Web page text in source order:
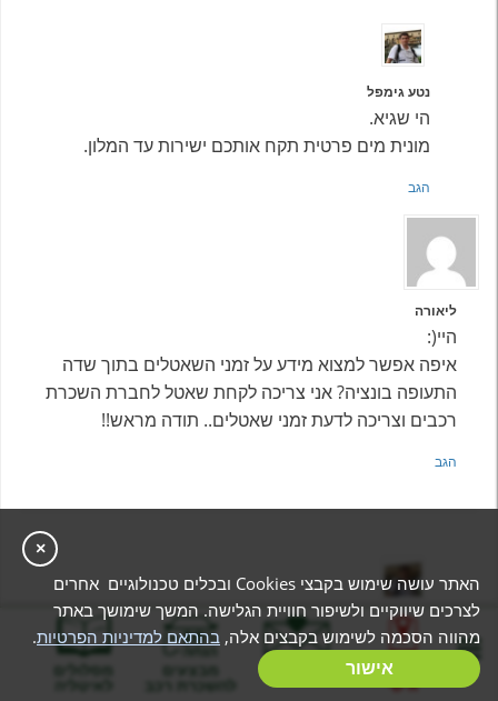
נטע גימפל
הי שגיא.
מונית מים פרטית תקח אותכם ישירות עד המלון.
הגב
ליאורה
היי(:
איפה אפשר למצוא מידע על זמני השאטלים בתוך שדה
התעופה בונציה? אני צריכה לקחת שאטל לחברת השכרת
רכבים וצריכה לדעת זמני שאטלים.. תודה מראש!!
הגב
נטע גימפל
היי! מדובר בהליכה רגלית , צאו מאזור ההגעה לשדה
התעופה, חפשו את שביל ההליכה המקורה משמאל
בניית מסלול
אישי
מבצעים מסלולים
לאיטליה
×
האתר עושה שימוש בקבצי Cookies ובכלים טכנולוגיים אחרים
לצרכים שיווקיים ולשיפור חוויית הגלישה. המשך שימושך באתר
מהווה הסכמה לשימוש בקבצים אלה, בהתאם למדיניות הפרטיות.
אישור